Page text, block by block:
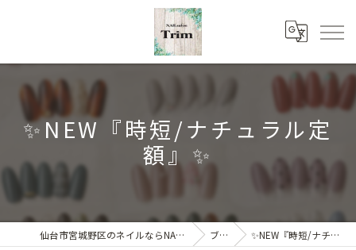
✨️NEW『時短/ナチュラル定
額』✨
仙台市宮城野区のネイルならNAILsalon Trim 【トリム】 ブログ ✨️NEW『時短/ナチュラル定額』✨